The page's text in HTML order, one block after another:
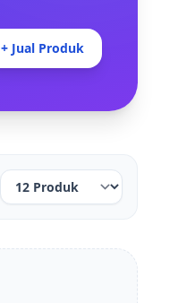
+ Jual Produk